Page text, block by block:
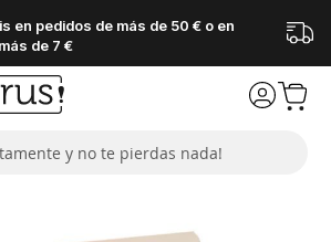
en pedidos de más de 50 € o en
de 7 €